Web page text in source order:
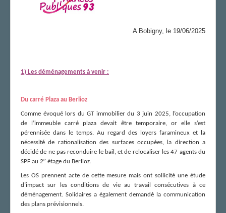
A Bobigny, le 19/06/2025
1) Les déménagements à venir :
Du carré Plaza au Berlioz
Comme évoqué lors du GT immobilier du 3 juin 2025, l’occupation
de l’immeuble carré plaza devait être temporaire, or elle s’est
pérennisée dans le temps. Au regard des loyers faramineux et la
nécessité de rationalisation des surfaces occupées, la direction a
décidé de ne pas reconduire le bail, et de relocaliser les 47 agents du
SPF au 2e étage du Berlioz.
Les OS prennent acte de cette mesure mais ont sollicité une étude
d’impact sur les conditions de vie au travail consécutives à ce
déménagement. Solidaires a également demandé la communication
des plans prévisionnels.